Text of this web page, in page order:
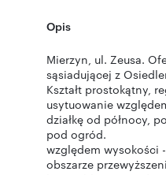
Opis
Mierzyn, ul. Zeusa.
sąsiadującej z
Kształt prostokątny,
usytuowanie
działkę od północy,
pod ogród.
względem wysokości
obszarze